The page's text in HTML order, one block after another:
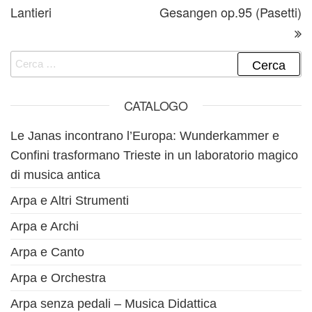
Lantieri
Gesangen op.95 (Pasetti)
Ricerca per:
CATALOGO
Le Janas incontrano l’Europa: Wunderkammer e
Confini trasformano Trieste in un laboratorio magico
di musica antica
Arpa e Altri Strumenti
Arpa e Archi
Arpa e Canto
Arpa e Orchestra
Arpa senza pedali – Musica Didattica